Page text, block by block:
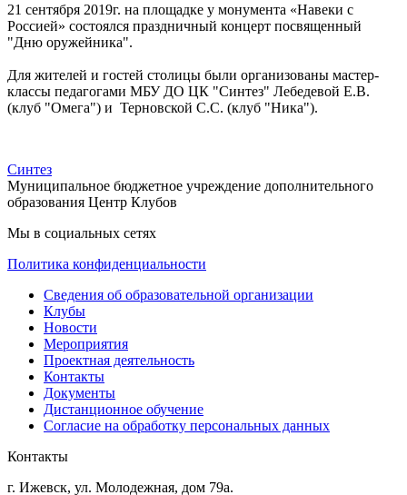
21 сентября 2019г. на площадке у монумента «Навеки с
Россией» состоялся праздничный концерт посвященный
"Дню оружейника".
Для жителей и гостей столицы были организованы мастер-
классы педагогами МБУ ДО ЦК "Синтез" Лебедевой Е.В.
(клуб "Омега") и Терновской С.С. (клуб "Ника").
Синтез
Муниципальное бюджетное учреждение дополнительного
образования Центр Клубов
Мы в социальных сетях
Политика конфиденциальности
Сведения об образовательной организации
Клубы
Новости
Мероприятия
Проектная деятельность
Контакты
Документы
Дистанционное обучение
Согласие на обработку персональных данных
Контакты
г. Ижевск, ул. Молодежная, дом 79а.